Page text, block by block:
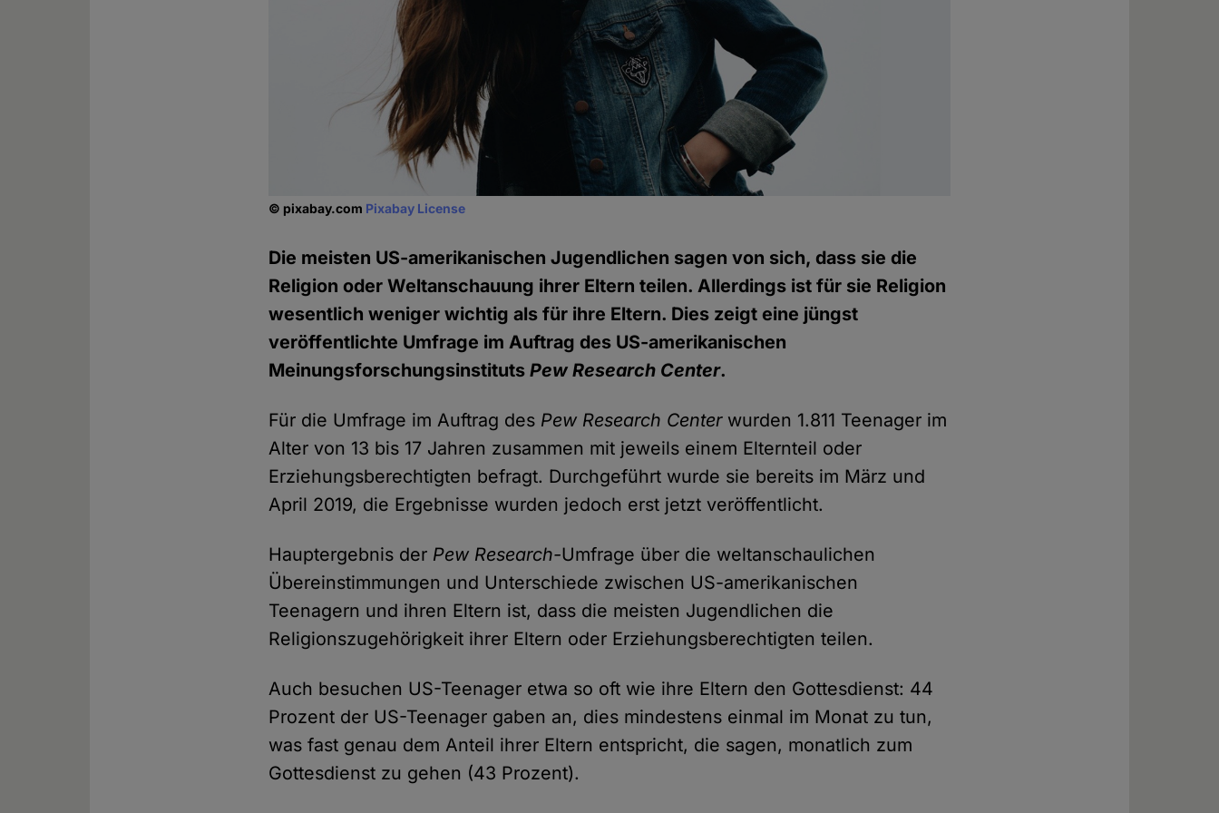
© pixabay.com Pixabay License
Die meisten US-amerikanischen Jugendlichen sagen von sich, dass sie die
Religion oder Weltanschauung ihrer Eltern teilen. Allerdings ist für sie Religion
wesentlich weniger wichtig als für ihre Eltern. Dies zeigt eine jüngst
veröffentlichte Umfrage im Auftrag des US-amerikanischen
MeinungsforschungsinstitutsPew Research Center.
Für die Umfrage im Auftrag des Pew Research Centerwurden 1.811 Teenager im
Alter von 13 bis 17 Jahren zusammen mit jeweils einem Elternteil oder
Erziehungsberechtigten befragt. Durchgeführt wurde sie bereits im März und
April 2019, die Ergebnisse wurden jedoch erst jetzt veröffentlicht.
Hauptergebnis der Pew Research-Umfrage über die weltanschaulichen
Übereinstimmungen und Unterschiede zwischen US-amerikanischen
Teenagern und ihren Eltern ist, dass die meisten Jugendlichen die
Religionszugehörigkeit ihrer Eltern oder Erziehungsberechtigten teilen.
Auch besuchen US-Teenager etwa so oft wie ihre Eltern den Gottesdienst: 44
Prozent der US-Teenager gaben an, dies mindestens einmal im Monat zu tun,
was fast genau dem Anteil ihrer Eltern entspricht, die sagen, monatlich zum
Gottesdienst zu gehen (43 Prozent).